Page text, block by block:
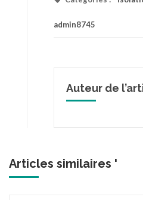
admin8745
Auteur de
Articles similaires '